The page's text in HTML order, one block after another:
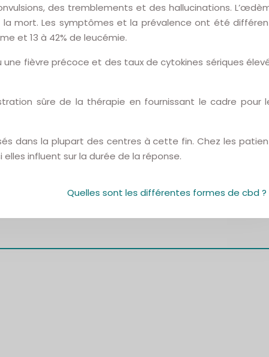
des tremblements et des hallucinations.
mort. Les symptômes et la prévalence ont été
et 13 à 42% de leucémie.
fièvre précoce et des taux de cytokines sériques
sûre de la thérapie en fournissant le cadre pour
dans la plupart des centres à cette fin. Chez les
influent sur la durée de la réponse.
Quelles sont les différentes formes de cbd ?